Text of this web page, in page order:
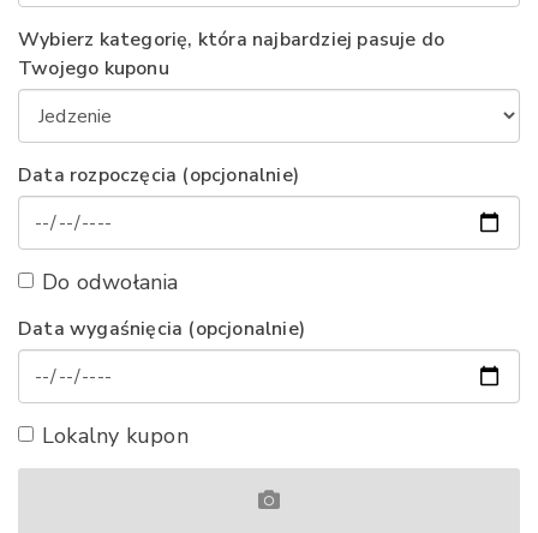
Wybierz kategorię, która najbardziej pasuje do
Twojego kuponu
Data rozpoczęcia (opcjonalnie)
Do odwołania
Data wygaśnięcia (opcjonalnie)
Lokalny kupon